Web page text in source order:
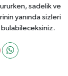
sadelik ve
yanında sizleri